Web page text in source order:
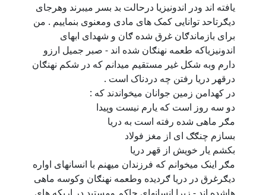
یافته اند ودر اندونیزیا درحالت بد بسر میبرند وهرجای
دیګرتاحد توانایی کمک های مادی ومعنوی بنماییم . من
برای بازماندګان غرق شده ګان و شهدای ابهای
اندونیزیاکه طعمه نهنګان شده اند - صبر جمیل ارزو
دارم وبه شکل غیر مستقیم میدانم که در شکم نهنګان
درقهر دریا رفتن چه دردناک است .
در کهدامن زمین جوانان میخواندند که :
دو سه روز است که یارم نیست وپیدا
مګر ماهی شده رفته است به دریا
بسازم چنګګ ای از مغز فولاد
بکشم یار خویش از قهر دریا
مګر اینک میخوانم که فرزندان میهنم با انسانهای اواره
دیګرغرق در دریا ګردیده وطعمه نهنګان وکوسه ماهی